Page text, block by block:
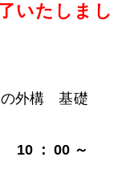
いたしまし
の外構 基礎
10：00～